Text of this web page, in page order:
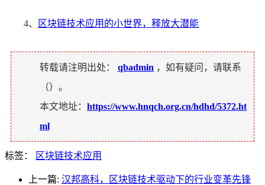
4、 区块链技术应用的小世界，释放大潜能
转载请注明出处： qbadmin ，如有疑问，请联系
（）。
本文地址： https://www.hnqch.org.cn/hdhd/5372.ht
ml
标签： 区块链技术应用
上一篇: 汉邦高科，区块链技术驱动下的行业变革先锋